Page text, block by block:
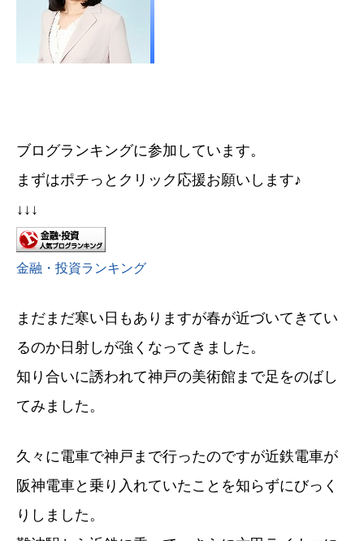
ブログランキングに参加しています。
まずはポチっとクリック応援お願いします♪
↓↓↓
金融・投資ランキング
まだまだ寒い日もありますが春が近づいてきてい
るのか日射しが強くなってきました。
知り合いに誘われて神戸の美術館まで足をのばし
てみました。
久々に電車で神戸まで行ったのですが近鉄電車が
阪神電車と乗り入れていたことを知らずにびっく
りしました。